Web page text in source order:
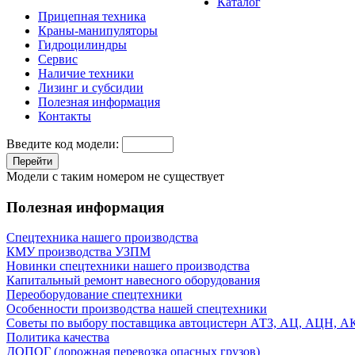
Прицепная техника
Краны-манипуляторы
Гидроцилиндры
Сервис
Наличие техники
Лизинг и субсидии
Полезная информация
Контакты
Введите код модели:
Перейти
Модели с таким номером не существует
Полезная информация
Спецтехника нашего производства
КМУ производства УЗПМ
Новинки спецтехники нашего производства
Капитальный ремонт навесного оборудования
Переоборудование спецтехники
Особенности производства нашей спецтехники
Советы по выбору поставщика автоцистерн АТЗ, АЦ, АЦН,
Политика качества
ДОПОГ (дорожная перевозка опасных грузов)